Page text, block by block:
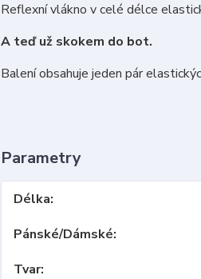
Reflexní vlákno v celé délce
A teď už skokem do bot.
Balení obsahuje jeden pár
Parametry
Délka
Pánské/Dámské
Tvar